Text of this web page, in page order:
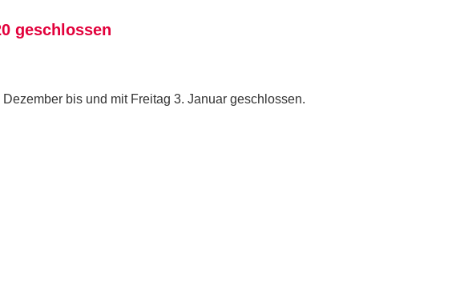
geschlossen
bis und mit Freitag 3. Januar geschlossen.